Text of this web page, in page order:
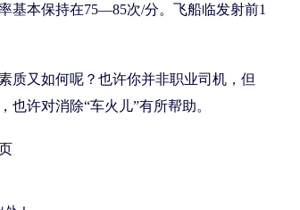
基本保持在75―85次/分。飞船临发射前1
质又如何呢？也许你并非职业司机，但
许对消除“车火儿”有所帮助。